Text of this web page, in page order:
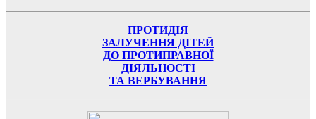
ПРОТИДІЯ
ЗАЛУЧЕННЯ ДІТЕЙ
ДО ПРОТИПРАВНОЇ
ДІЯЛЬНОСТІ
ТА ВЕРБУВАННЯ